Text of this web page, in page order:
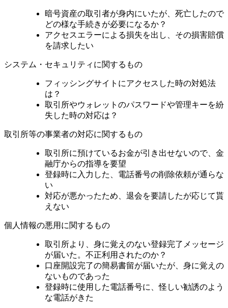
暗号資産の取引者が身内にいたが、死亡したので
どの様な手続きが必要になるか？
アクセスエラーによる損失を出し、その損害賠償
を請求したい
システム・セキュリティに関するもの
フィッシングサイトにアクセスした時の対処法
は？
取引所やウォレットのパスワードや管理キーを紛
失した時の対応は？
取引所等の事業者の対応に関するもの
取引所に預けているお金が引き出せないので、金
融庁からの指導を要望
登録時に入力した、電話番号の削除依頼が通らな
い
対応が悪かったため、退会を要請したが応じて貰
えない
個人情報の悪用に関するもの
取引所より、身に覚えのない登録完了メッセージ
が届いた。不正利用されたのか？
口座開設完了の簡易書留が届いたが、身に覚えの
ないものであった
登録時に使用した電話番号に、怪しい勧誘のよう
な電話がきた